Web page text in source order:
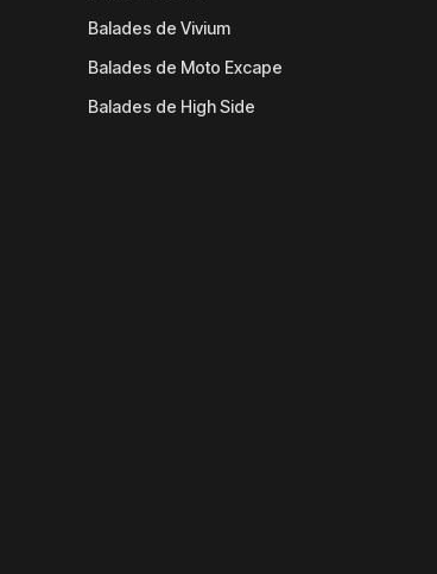
Balades de Vivium
Balades de Moto Excape
Balades de High Side